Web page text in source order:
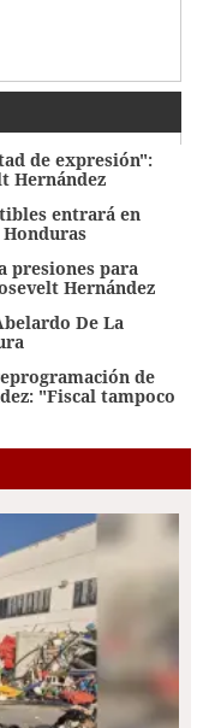
de expresión":
Hernández
entrará en
presiones para
Hernández
De La
de
"Fiscal tampoco